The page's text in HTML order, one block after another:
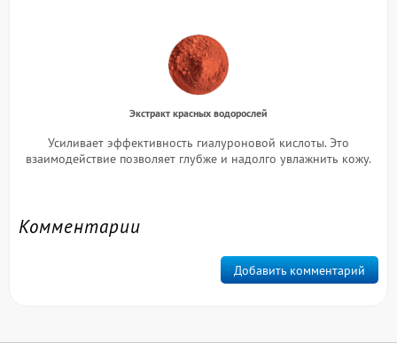
Экстракт красных водорослей
Усиливает эффективность гиалуроновой кислоты. Это
взаимодействие позволяет глубже и надолго увлажнить кожу.
Комментарии
Добавить комментарий